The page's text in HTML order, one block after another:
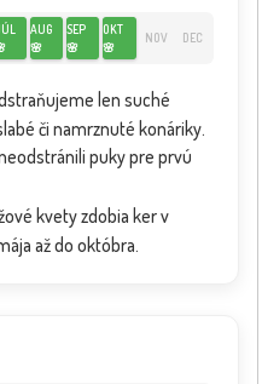
AUG
🌸
SEP
🌸
OKT
🌸
NOV DEC
len suché
či namrznuté konáriky.
puky pre prvú
kvety zdobia ker v
až do októbra.